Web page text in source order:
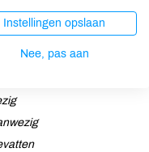
Instellingen opslaan
Nee, pas aan